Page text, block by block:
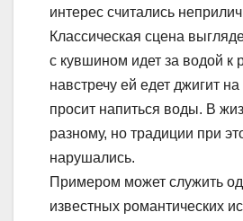
интерес считались
Классическая сцена
с кувшином идет за водой к
навстречу ей едет джигит
просит напиться воды. В
разному, но традиции при
нарушались.
Примером может служить
известных романтических